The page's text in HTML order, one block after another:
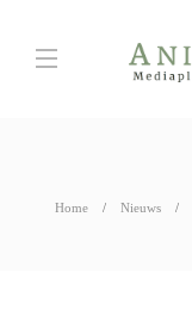
Home Nieuws